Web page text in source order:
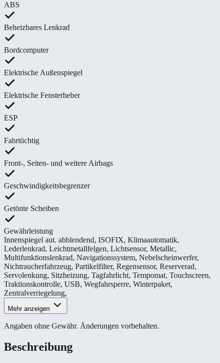
ABS
Beheizbares Lenkrad
Bordcomputer
Elektrische Außenspiegel
Elektrische Fensterheber
ESP
Fahrtüchtig
Front-, Seiten- und weitere Airbags
Geschwindigkeitsbegrenzer
Getönte Scheiben
Gewährleistung
Innenspiegel aut. abblendend, ISOFIX, Klimaautomatik,
Lederlenkrad, Leichtmetallfelgen, Lichtsensor, Metallic,
Multifunktionslenkrad, Navigationssystem, Nebelscheinwerfer,
Nichtraucherfahrzeug, Partikelfilter, Regensensor, Reserverad,
Servolenkung, Sitzheizung, Tagfahrlicht, Tempomat, Touchscreen,
Traktionskontrolle, USB, Wegfahrsperre, Winterpaket,
Zentralverriegelung,
Mehr anzeigen
Angaben ohne Gewähr. Änderungen vorbehalten.
Beschreibung